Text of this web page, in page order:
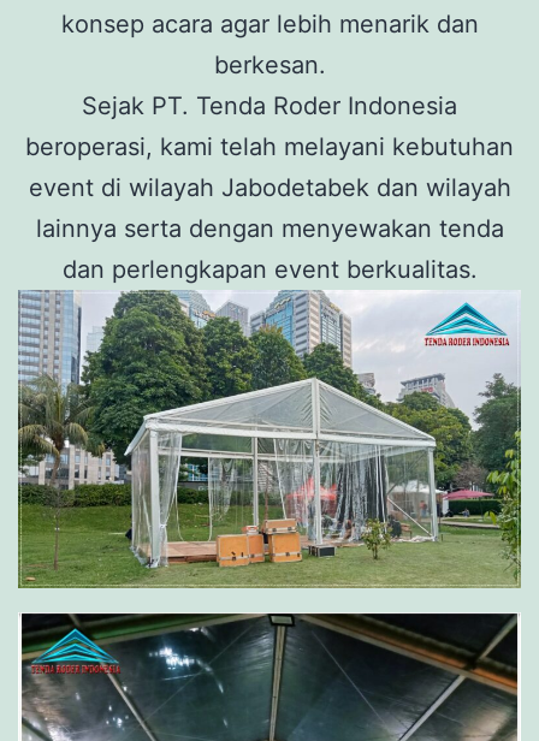
konsep acara agar lebih menarik dan
berkesan.
Sejak PT. Tenda Roder Indonesia
beroperasi, kami telah melayani kebutuhan
event di wilayah Jabodetabek dan wilayah
lainnya serta dengan menyewakan tenda
dan perlengkapan event berkualitas.